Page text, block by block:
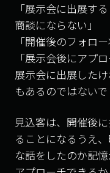
「展示会に出展す
商談にならない」
「開催後のフォロ
「展示会後にアプ
展示会に出展した
もあるのではないで
見込客は、開催後
ることになるうえ
な話をしたのか記